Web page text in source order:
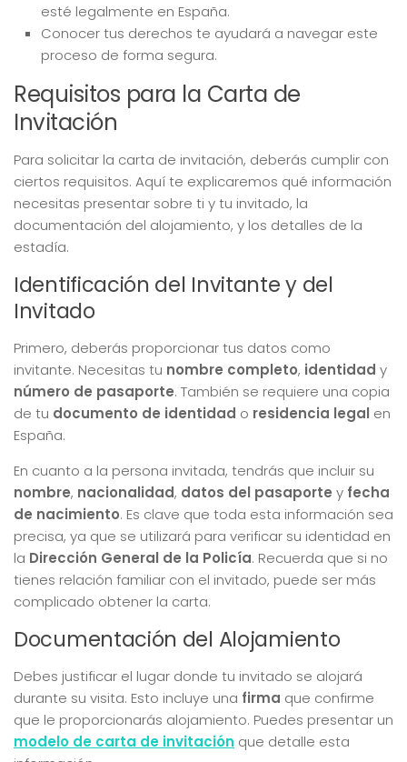
esté legalmente en España.
Conocer tus derechos te ayudará a navegar este
proceso de forma segura.
Requisitos para la Carta de
Invitación
Para solicitar la carta de invitación, deberás cumplir con
ciertos requisitos. Aquí te explicaremos qué información
necesitas presentar sobre ti y tu invitado, la
documentación del alojamiento, y los detalles de la
estadía.
Identificación del Invitante y del
Invitado
Primero, deberás proporcionar tus datos como
invitante. Necesitas tu nombre completo, identidad y
número de pasaporte. También se requiere una copia
de tu documento de identidad o residencia legal en
España.
En cuanto a la persona invitada, tendrás que incluir su
nombre, nacionalidad, datos del pasaporte y fecha
de nacimiento. Es clave que toda esta información sea
precisa, ya que se utilizará para verificar su identidad en
la Dirección General de la Policía. Recuerda que si no
tienes relación familiar con el invitado, puede ser más
complicado obtener la carta.
Documentación del Alojamiento
Debes justificar el lugar donde tu invitado se alojará
durante su visita. Esto incluye una firma que confirme
que le proporcionarás alojamiento. Puedes presentar un
modelo de carta de invitación que detalle esta